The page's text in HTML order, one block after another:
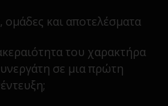
και αποτελέσματα
του χαρακτήρα
σε μια πρώτη